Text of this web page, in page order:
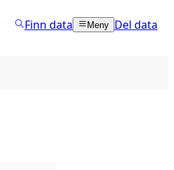
Finn data Meny Del data